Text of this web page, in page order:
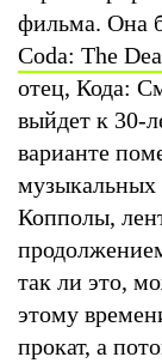
фильма. Она
Coda: The
отец, Кода:
выйдет к 30-
варианте
музыкальных
Копполы,
так ли это,
этому
прокат, а